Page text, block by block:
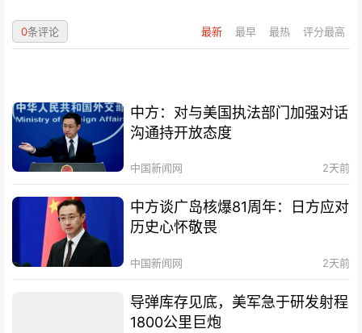
最新 最早 最热 评分最高
0条评论
中方：对与美国执法部门加强对话
沟通持开放态度
中国新闻网 2天前
中方谈广岛核爆81周年：日方应对
历史心怀敬畏
中国新闻网 2天前
导弹库存见底，美军急于研发射程
1800公里巨炮